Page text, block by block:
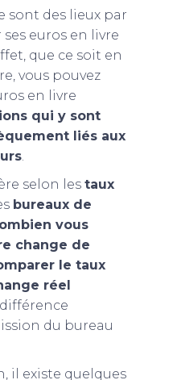
sont des lieux par
euros en livre
que ce soit en
vous pouvez
en livre
qui y sont
liés aux
selon les taux
bureaux de
vous
change de
le taux
réel
différence
du bureau
il existe quelques